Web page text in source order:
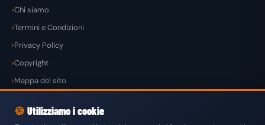
Chi siamo
Termini e Condizioni
Privacy Policy
Copyright
Mappa del sito
🍪 Utilizziamo i cookie